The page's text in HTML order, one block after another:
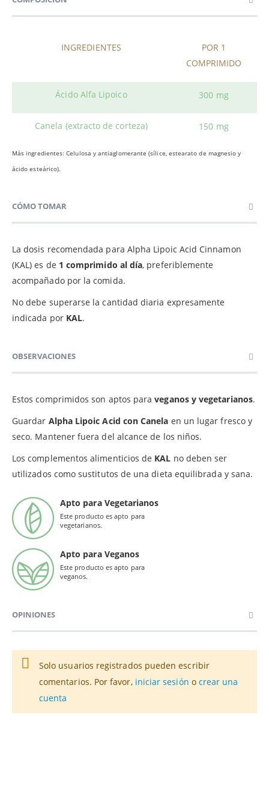
INGREDIENTES
POR 1
COMPRIMIDO
Ácido Alfa Lipoico 300 mg
Canela (extracto de corteza) 150 mg
Más ingredientes: Celulosa y antiaglomerante (sílice, estearato de magnesio y
ácido esteárico).
CÓMO TOMAR
La dosis recomendada para Alpha Lipoic Acid Cinnamon
(KAL) es de 1 comprimido al día, preferiblemente
acompañado por la comida.
No debe superarse la cantidad diaria expresamente
indicada por KAL.
OBSERVACIONES
Estos comprimidos son aptos paraveganos y vegetarianos.
Guardar Alpha Lipoic Acid con Canela en un lugar fresco y
seco. Mantener fuera del alcance de los niños.
Los complementos alimenticios de KAL no deben ser
utilizados como sustitutos de una dieta equilibrada y sana.
Apto para Vegetarianos
Este producto es apto para
vegetarianos.
Apto para Veganos
Este producto es apto para
veganos.
OPINIONES
Solo usuarios registrados pueden escribir
comentarios. Por favor, iniciar sesión o crear una
cuenta